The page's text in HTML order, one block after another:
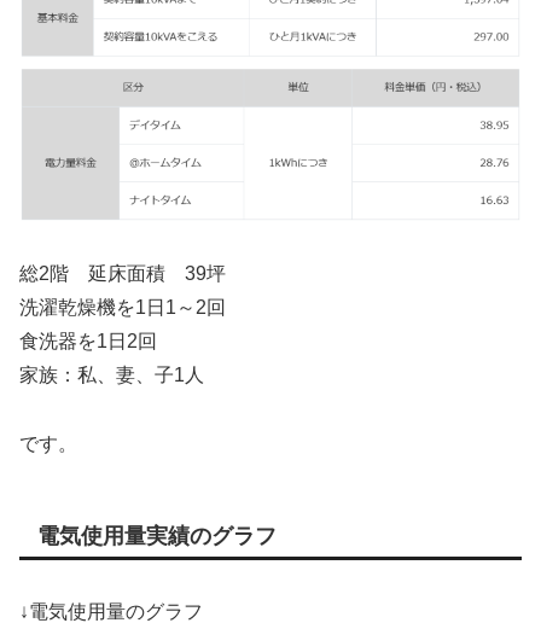
総2階 延床面積 39坪
洗濯乾燥機を1日1～2回
食洗器を1日2回
家族：私、妻、子1人
です。
電気使用量実績のグラフ
↓電気使用量のグラフ